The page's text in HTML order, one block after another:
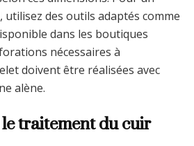
des outils adaptés comme
dans les boutiques
nécessaires à
doivent être réalisées avec
alène.
traitement du cuir